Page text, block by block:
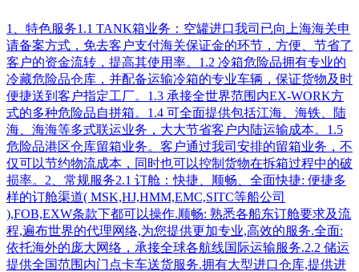
1、特色服务1.1 TANK箱业务：空罐进口我司已向上海海关申
请备案方式，免去客户支付海关保证金的环节，方便、节省了
客户的资金流转，提高其使用率。1.2 冷箱危险品拥有专业的
冷藏危险品仓库，并配备运输冷箱的专业车辆，保证货物及时
便捷送到客户指定工厂。1.3 承接全世界范围内EX-WORK方
式的多种危险品自拼箱。1.4 可全面提供包括江海、海铁、陆
海、海海等多式联运业务，大大节省客户内陆运输成本。1.5
危险品港区仓库留箱业务。客户通过我司安排的留箱业务，不
仅可以节约物流成本，同时也可以控制货物在拆箱过程中的破
损率。2、常规服务2.1 订舱：快捷、顺畅、全面快捷: 便捷多
样的订舱渠道( MSK,HJ,HMM,EMC,SITC等船公司
),FOB,EXW条款下都可以操作.顺畅: 熟悉各船东订舱要求及流
程,遍布世界的代理网络,为您提供更加专业,高效的服务.全面:
依托海外的庞大网络，承接全球各航线国际运输服务.2.2 储运
提供全国范围内门点卡车送货服务.拥有大型进口仓库,提供进